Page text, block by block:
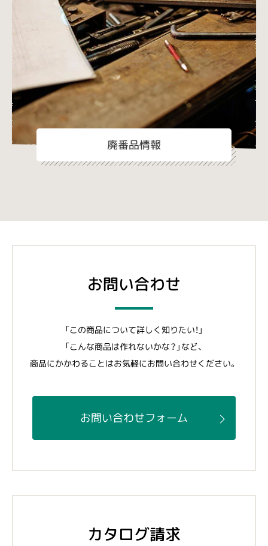
廃番品情報
お問い合わせ
「この商品について詳しく知りたい！」
「こんな商品は作れないかな？」など、
商品にかかわることはお気軽にお問い合わせください。
お問い合わせフォーム
カタログ請求